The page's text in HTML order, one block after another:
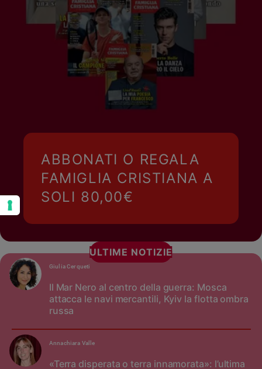
ABBONATI O REGALA
FAMIGLIA CRISTIANA A
SOLI 80,00€
ULTIME NOTIZIE
Il Mar Nero al centro della guerra: Mosca
attacca le navi mercantili, Kyiv la flotta ombra
russa
Giulia Cerqueti
«Terra disperata o terra innamorata»: l’ultima
Annachiara Valle